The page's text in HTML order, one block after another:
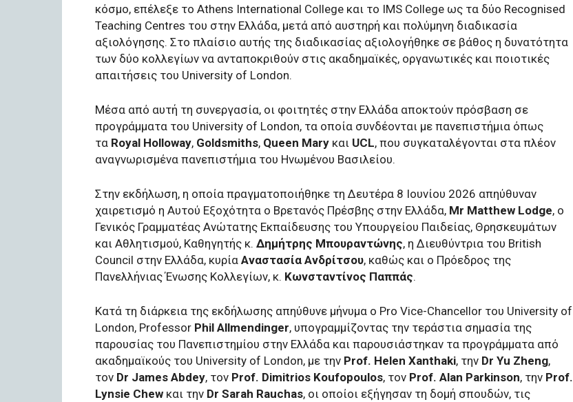
κόσμο, επέλεξε το Athens International College και το IMS College ως τα δύο Recognised
Teaching Centres του στην Ελλάδα, μετά από αυστηρή και πολύμηνη διαδικασία
αξιολόγησης. Στο πλαίσιο αυτής της διαδικασίας αξιολογήθηκε σε βάθος η δυνατότητα
των δύο κολλεγίων να ανταποκριθούν στις ακαδημαϊκές, οργανωτικές και ποιοτικές
απαιτήσεις του University of London.
Μέσα από αυτή τη συνεργασία, οι φοιτητές στην Ελλάδα αποκτούν πρόσβαση σε
προγράμματα του University of London, τα οποία συνδέονται με πανεπιστήμια όπως
τα Royal Holloway, Goldsmiths, Queen Mary και UCL, που συγκαταλέγονται στα πλέον
αναγνωρισμένα πανεπιστήμια του Ηνωμένου Βασιλείου.
Στην εκδήλωση, η οποία πραγματοποιήθηκε τη Δευτέρα 8 Ιουνίου 2026 απηύθυναν
χαιρετισμό η Αυτού Εξοχότητα ο Βρετανός Πρέσβης στην Ελλάδα, Mr Matthew Lodge, ο
Γενικός Γραμματέας Ανώτατης Εκπαίδευσης του Υπουργείου Παιδείας, Θρησκευμάτων
και Αθλητισμού, Καθηγητής κ. Δημήτρης Μπουραντώνης, η Διευθύντρια του British
Council στην Ελλάδα, κυρία Αναστασία Ανδρίτσου, καθώς και ο Πρόεδρος της
Πανελλήνιας Ένωσης Κολλεγίων, κ. Κωνσταντίνος Παππάς.
Κατά τη διάρκεια της εκδήλωσης απηύθυνε μήνυμα ο Pro Vice-Chancellor του University of
London, Professor Phil Allmendinger, υπογραμμίζοντας την τεράστια σημασία της
παρουσίας του Πανεπιστημίου στην Ελλάδα και παρουσιάστηκαν τα προγράμματα από
ακαδημαϊκούς του University of London, με την Prof. Helen Xanthaki, την Dr Yu Zheng,
τον Dr James Abdey, τον Prof. Dimitrios Koufopoulos, τον Prof. Alan Parkinson, την Prof.
Lynsie Chew και την Dr Sarah Rauchas, οι οποίοι εξήγησαν τη δομή σπουδών, τις